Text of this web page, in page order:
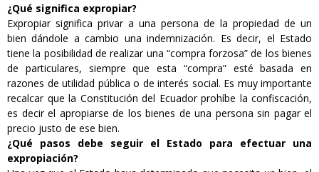
¿Qué significa expropiar?
Expropiar significa privar a una persona de la propiedad de un
bien dándole a cambio una indemnización. Es decir, el Estado
tiene la posibilidad de realizar una “compra forzosa” de los bienes
de particulares, siempre que esta “compra” esté basada en
razones de utilidad pública o de interés social. Es muy importante
recalcar que la Constitución del Ecuador prohíbe la confiscación,
es decir el apropiarse de los bienes de una persona sin pagar el
precio justo de ese bien.
¿Qué pasos debe seguir el Estado para efectuar una
expropiación?